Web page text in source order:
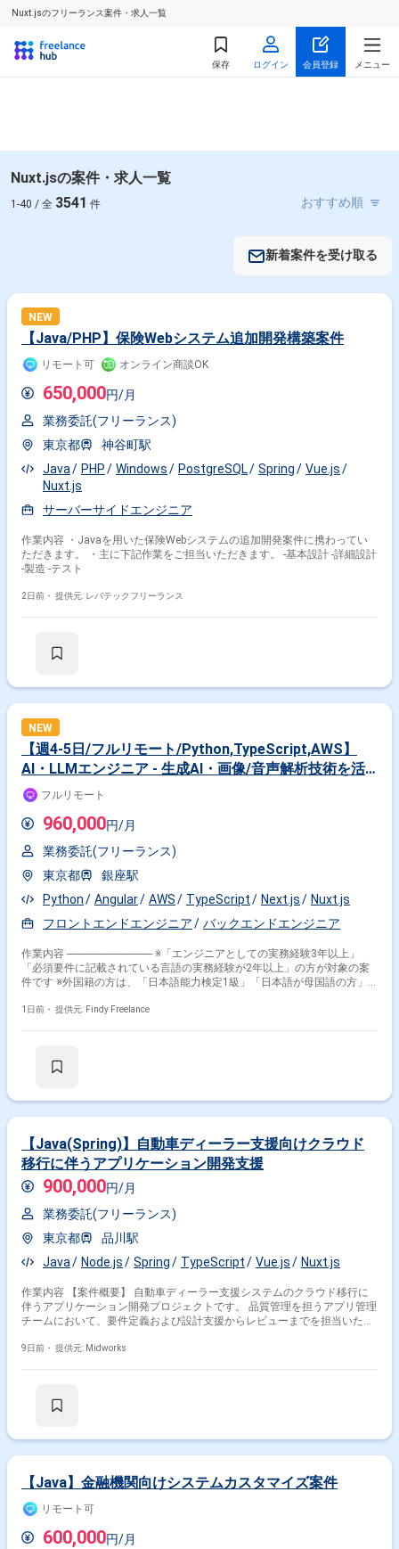
Nuxt.jsのフリーランス案件・求人一覧
保存 ログイン 会員登録 メニュー
Nuxt.jsの案件・求人一覧
1-40 / 全 3541 件
新着案件を受け取る
NEW
【Java/PHP】保険Webシステム追加開発構築案件
リモート可 オンライン商談OK
650,000円/月
業務委託(フリーランス)
東京都
神谷町駅
Java
PHP Windows PostgreSQL Spring
Vue.js
Nuxt.js
サーバーサイドエンジニア
作業内容 ・Javaを用いた保険Webシステムの追加開発案件に携わってい
ただきます。 ・主に下記作業をご担当いただきます。 -基本設計 -詳細設計
-製造 -テスト
2日前・ 提供元: レバテックフリーランス
NEW
【週4-5日/フルリモート/Python,TypeScript,AWS】
AI・LLMエンジニア - 生成AI・画像/音声解析技術を活
用したAIソリューションおよび自社SaaSの推進
フルリモート
960,000円/月
業務委託(フリーランス)
東京都
銀座駅
Python
Angular AWS TypeScript Next.js
Nuxt.js
フロントエンドエンジニア
バックエンドエンジニア
作業内容 -------------------------------- ※「エンジニアとしての実務経験3年以上」
「必須要件に記載されている言語の実務経験が2年以上」の方が対象の案
件です ※外国籍の方は、「日本語能力検定1級」「日本語が母国語の方」
稼働が前提となります。 ※すでにFindy Freelanceで担当がついている方
の推進 - R＆D開発の推進 - Pythonを用いたバックエンドAPIの設計・開発 -
1日前・ 提供元: Findy Freelance
【Java(Spring)】自動車ディーラー支援向けクラウド
移行に伴うアプリケーション開発支援
900,000円/月
業務委託(フリーランス)
東京都
品川駅
Java
Node.js Spring TypeScript Vue.js Nuxt.js
作業内容 【案件概要】 自動車ディーラー支援システムのクラウド移行に
伴うアプリケーション開発プロジェクトです。 品質管理を担うアプリ管理
チームにおいて、要件定義および設計支援からレビューまでを担当いただ
施いただきます。 サービス分割や連携方式、データ管理方針、非機能要件
ー報告書および改善提案の作成 ・To-Beアーキテクチャ案の検討および作
9日前・ 提供元: Midworks
【Java】金融機関向けシステムカスタマイズ案件
リモート可
600,000円/月